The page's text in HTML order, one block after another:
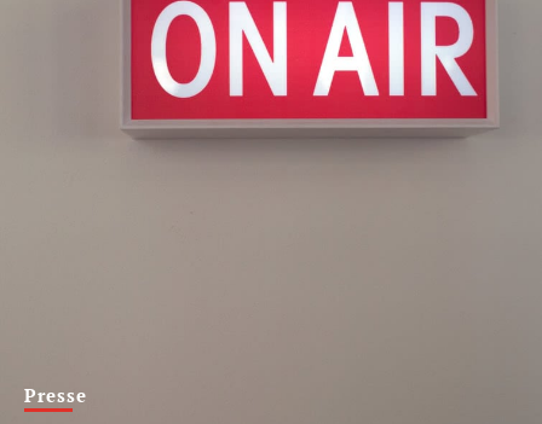
Presse